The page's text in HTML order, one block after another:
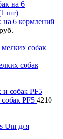
на 6 кормлений
собак
PF5 4210